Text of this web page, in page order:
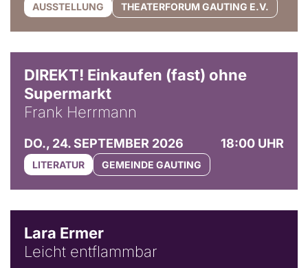
AUSSTELLUNG THEATERFORUM GAUTING E.V.
DIREKT! Einkaufen (fast) ohne
Supermarkt
Frank Herrmann
DO., 24. SEPTEMBER 2026 18:00 UHR
LITERATUR GEMEINDE GAUTING
Lara Ermer
Leicht entflammbar